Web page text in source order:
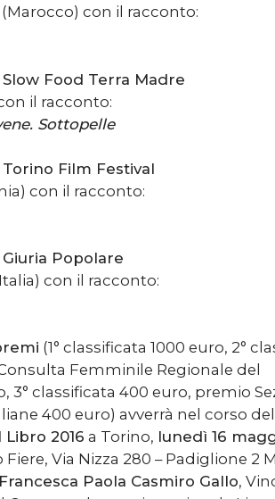
(Marocco) con il racconto:
Food Terra Madre
il racconto:
Sottopelle
Film Festival
con il racconto:
Popolare
con il racconto:
(1° classificata 1000 euro, 2°
Femminile Regionale del
3° classificata 400 euro, premio
400 euro) avverrà nel corso
2016 a Torino, lunedì 16
Via Nizza 280 – Padiglione 2
Francesca Paola Casmiro Gallo,